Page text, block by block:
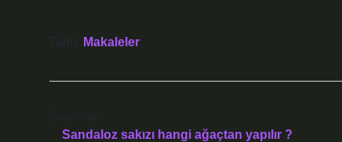
Tarih: Makaleler
Önceki Yazı
Sandaloz sakızı hangi ağaçtan yapılır ?